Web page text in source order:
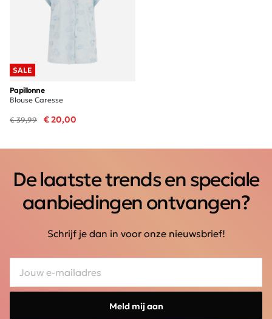
SALE
Papillonne
Blouse Caresse
€ 39,99 € 20,00
De laatste trends en speciale
aanbiedingen ontvangen?
Schrijf je dan in voor onze nieuwsbrief!
Meld mij aan